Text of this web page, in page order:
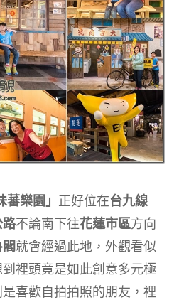
樂園」 正好位在台九線
路不論南下往花蓮市區方向
就會經過此地，外觀看似
裡頭竟是如此創意多元極
喜歡自拍拍照的朋友，裡